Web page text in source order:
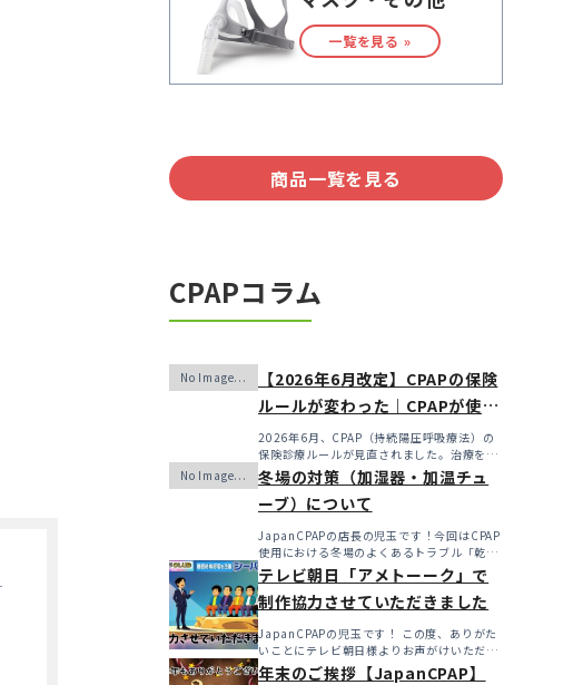
一覧を見る »
商品一覧を見る
CPAPコラム
【2026年6月改定】CPAPの保険
ルールが変わった｜CPAPが使え
なくなるかも？変更のメリッ
ト・デメリットと「購入」とい
う選択肢
2026年6月、CPAP（持続陽圧呼吸療法）の
保険診療ルールが見直されました。治療を始
めるハードルは...
冬場の対策（加湿器・加温チュ
ーブ）について
JapanCPAPの店長の児玉です！今回はCPAP
使用における冬場のよくあるトラブル「乾
燥・寒さ・結...
テレビ朝日「アメトーーク」で
制作協力させていただきました
JapanCPAPの児玉です！ この度、ありがた
いことにテレビ朝日様よりお声がけいただき
アメト...
年末のご挨拶【JapanCPAP】